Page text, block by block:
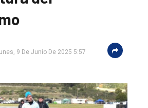
9 De Junio De 2025 5:57